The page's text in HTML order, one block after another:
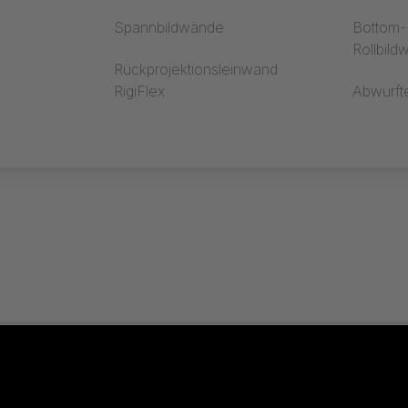
Spannbildwände
Rückprojektionsleinwand
RigiFlex